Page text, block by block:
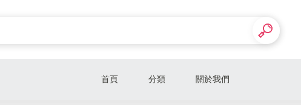
首頁 分類 關於我們